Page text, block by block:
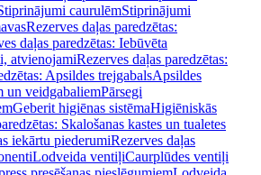
caurulēmStiprinājumi
Rezerves daļas paredzētas:
daļas paredzētas: Iebūvēta
atvienojamiRezerves daļas paredzētas:
Apsildes trejgabalsApsildes
un veidgabaliemPārsegi
Geberit higiēnas sistēmaHigiēniskās
Skalošanas kastes un tualetes
iekārtu piederumiRezerves daļas
Lodveida ventiļiCaurplūdes ventiļi